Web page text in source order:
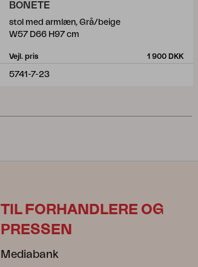
BONETE
stol med armlæn, Grå/beige
W57 D66 H97 cm
Vejl. pris 1 900 DKK
5741-7-23
TIL FORHANDLERE OG
PRESSEN
Mediabank